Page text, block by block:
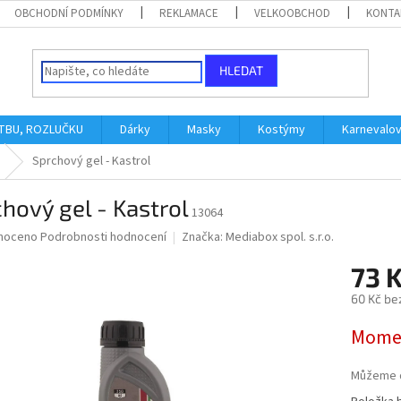
OBCHODNÍ PODMÍNKY REKLAMACE VELKOOBCHOD
HLEDAT
ROZLUČKU Dárky Masky Kostýmy
Sprchový gel - Kastrol
gel - Kastrol13064
Podrobnosti hodnocení Značka: Mediabox spol. s.r.o.
73
60 Kč
cena:
Můžeme